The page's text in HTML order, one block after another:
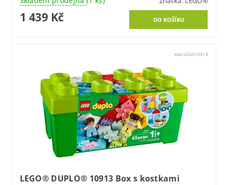
1 439 Kč
Kód:LEGO10913
LEGO® DUPLO® 10913 Box s kostkami